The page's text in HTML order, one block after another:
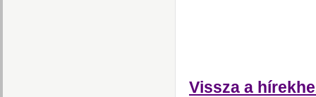
Vissza a